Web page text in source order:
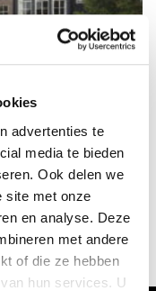
advertenties te
media te bieden
Ook delen we
site met onze
en analyse. Deze
met andere
of die ze hebben
hun services. U
één moederpoes
Weelde de poezen
de Herengracht.
en al gauw volgden
zijn ondertussen
een begrip in